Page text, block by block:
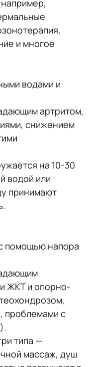
и многое
водами и
артритом,
снижением
на 10-30
водой или
принимают
помощью напора
ЖКТ и опорно-
проблемами с
типа —
массаж, душ